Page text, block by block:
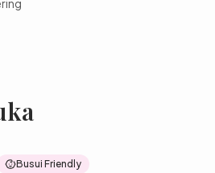
Busui Friendly